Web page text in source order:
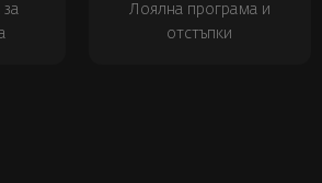
Лоялна програма и
отстъпки